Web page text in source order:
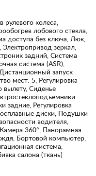
колеса,
лобового стекла,
доступа без ключа, Люк,
зеркал,
задний, Система
система (ASR),
запуск
мест: 5, Регулировка
вылету, Сиденье
задние, Регулировка
диски, Подушки
водителя,
360°, Панорамная
Бортовой компьютер,
система,
салона (ткань)